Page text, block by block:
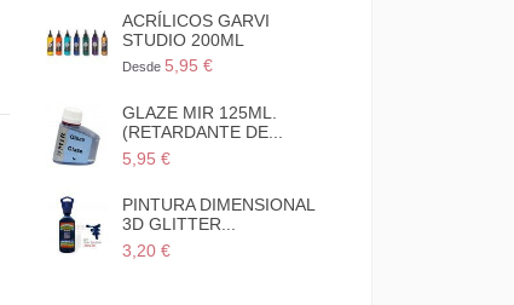
BARNIZ EN SPRAY MIR
250ML BRILLANTE
Acrílicos Garvi studio 200ml
pack 5...
27,95 €
PINTURA DIMENSIONAL
3D METALLIC...
2,60 €